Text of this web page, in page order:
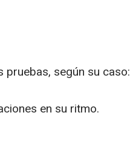
según su caso:
en su ritmo.